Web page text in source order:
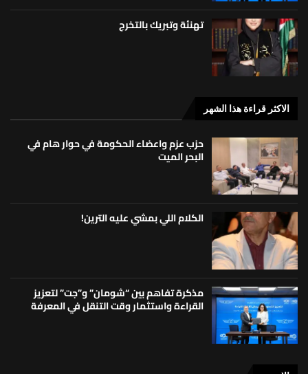
تهنئة وتبريك بالتخرج
الاكثر قراءة هذا الشهر
حزب عزم واعضاء الحكومة في حوار هام في
البحر الميت
الكلام اللي بمشي عليه الترين!
مذكرة تفاهم بين “شومان” و”جت” لتعزيز
القراءة واستثمار وقت التنقل في المعرفة